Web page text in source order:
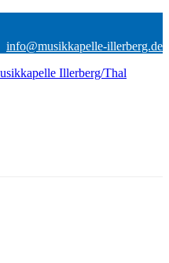
info@musikkapelle-illerberg.de